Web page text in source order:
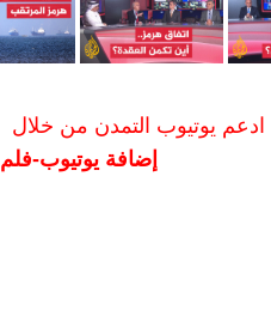
ادعم يوتيوب التمدن من خلال
إضافة يوتيوب-